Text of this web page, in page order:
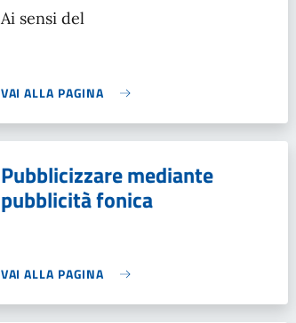
Ai sensi del
VAI ALLA PAGINA
Pubblicizzare mediante
pubblicità fonica
VAI ALLA PAGINA